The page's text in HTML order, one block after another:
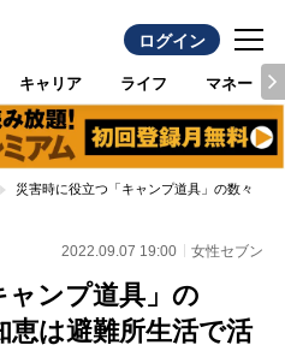
ログイン
キャリア ライフ マネー
災害時に役立つ「キャンプ道具」の数々 キ
2022.09.07 19:00 女性セブン
ャンプ道具」の
は避難所生活で活